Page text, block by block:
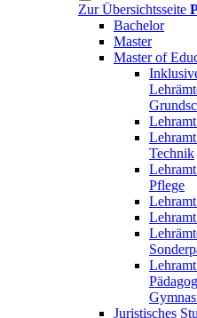
Zur Übersichtsseite
Bachelor
Master
Master of
Technik
Pflege
Juristisches